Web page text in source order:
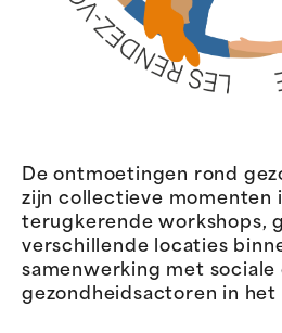
De ontmoetingen rond
zijn collectieve momenten
terugkerende workshops,
verschillende locaties
samenwerking met sociale
gezondheidsactoren in het